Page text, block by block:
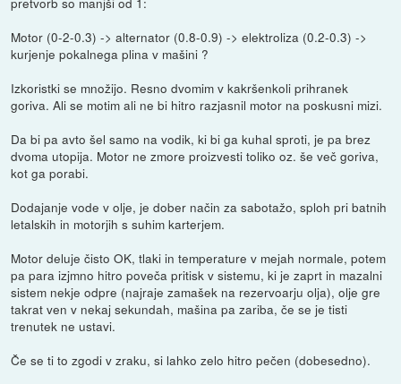
Motor (0-2-0.3) -> alternator (0.8-0.9) -> elektroliza (0.2-0.3) ->
kurjenje pokalnega plina v mašini ?
Izkoristki se množijo. Resno dvomim v kakršenkoli prihranek
goriva. Ali se motim ali ne bi hitro razjasnil motor na poskusni mizi.
Da bi pa avto šel samo na vodik, ki bi ga kuhal sproti, je pa brez
dvoma utopija. Motor ne zmore proizvesti toliko oz. še več goriva,
kot ga porabi.
Dodajanje vode v olje, je dober način za sabotažo, sploh pri batnih
letalskih in motorjih s suhim karterjem.
Motor deluje čisto OK, tlaki in temperature v mejah normale, potem
pa para izjmno hitro poveča pritisk v sistemu, ki je zaprt in mazalni
sistem nekje odpre (najraje zamašek na rezervoarju olja), olje gre
takrat ven v nekaj sekundah, mašina pa zariba, če se je tisti
trenutek ne ustavi.
Če se ti to zgodi v zraku, si lahko zelo hitro pečen (dobesedno).